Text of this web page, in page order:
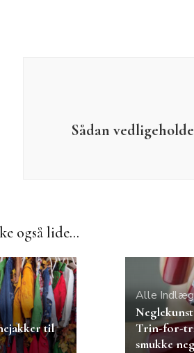
Sådan
også lide...
til
Alle Indlæg
Trin-for-
smukke